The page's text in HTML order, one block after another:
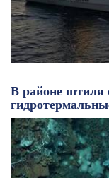
В районе штиля